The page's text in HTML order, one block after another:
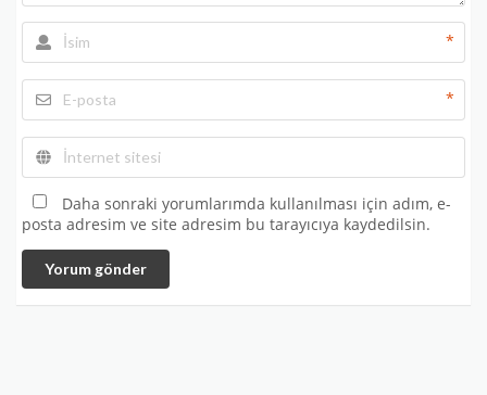
*
*
Daha sonraki yorumlarımda kullanılması için adım, e-
posta adresim ve site adresim bu tarayıcıya kaydedilsin.
Yorum gönder